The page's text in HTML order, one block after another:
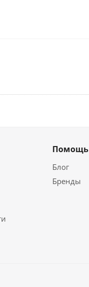
Помощь
Блог
Бренды